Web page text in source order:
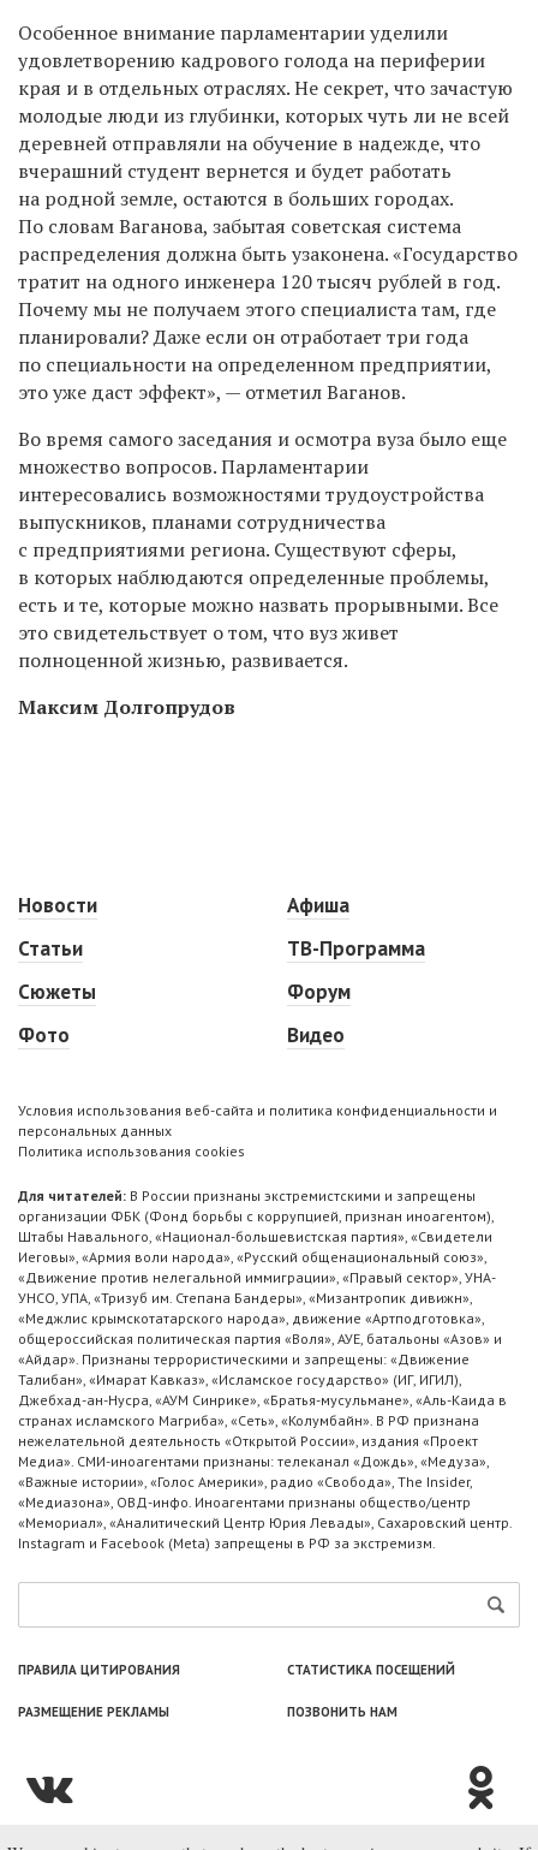
Особенное внимание парламентарии уделили
удовлетворению кадрового голода на периферии
края и в отдельных отраслях. Не секрет, что зачастую
молодые люди из глубинки, которых чуть ли не всей
деревней отправляли на обучение в надежде, что
вчерашний студент вернется и будет работать
на родной земле, остаются в больших городах.
По словам Ваганова, забытая советская система
распределения должна быть узаконена. «Государство
тратит на одного инженера 120 тысяч рублей в год.
Почему мы не получаем этого специалиста там, где
планировали? Даже если он отработает три года
по специальности на определенном предприятии,
это уже даст эффект», — отметил Ваганов.
Во время самого заседания и осмотра вуза было еще
множество вопросов. Парламентарии
интересовались возможностями трудоустройства
выпускников, планами сотрудничества
с предприятиями региона. Существуют сферы,
в которых наблюдаются определенные проблемы,
есть и те, которые можно назвать прорывными. Все
это свидетельствует о том, что вуз живет
полноценной жизнью, развивается.
Максим Долгопрудов
Новости
Статьи
Сюжеты
Фото
Афиша
ТВ-Программа
Форум
Видео
Условия использования веб-сайта и политика конфиденциальности и
персональных данных
Политика использования cookies
Для читателей: В России признаны экстремистскими и запрещены
организации ФБК (Фонд борьбы с коррупцией, признан иноагентом),
Штабы Навального, «Национал-большевистская партия», «Свидетели
Иеговы», «Армия воли народа», «Русский общенациональный союз»,
«Движение против нелегальной иммиграции», «Правый сектор», УНА-
УНСО, УПА, «Тризуб им. Степана Бандеры», «Мизантропик дивижн»,
«Меджлис крымскотатарского народа», движение «Артподготовка»,
общероссийская политическая партия «Воля», АУЕ, батальоны «Азов» и
«Айдар». Признаны террористическими и запрещены: «Движение
Талибан», «Имарат Кавказ», «Исламское государство» (ИГ, ИГИЛ),
Джебхад-ан-Нусра, «АУМ Синрике», «Братья-мусульмане», «Аль-Каида в
странах исламского Магриба», «Сеть», «Колумбайн». В РФ признана
нежелательной деятельность «Открытой России», издания «Проект
Медиа». СМИ-иноагентами признаны: телеканал «Дождь», «Медуза»,
«Важные истории», «Голос Америки», радио «Свобода», The Insider,
«Медиазона», ОВД-инфо. Иноагентами признаны общество/центр
«Мемориал», «Аналитический Центр Юрия Левады», Сахаровский центр.
Instagram и Facebook (Metа) запрещены в РФ за экстремизм.
ПРАВИЛА ЦИТИРОВАНИЯ СТАТИСТИКА ПОСЕЩЕНИЙ
РАЗМЕЩЕНИЕ РЕКЛАМЫ ПОЗВОНИТЬ НАМ